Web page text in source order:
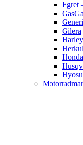
Egret
Gilera
Honda